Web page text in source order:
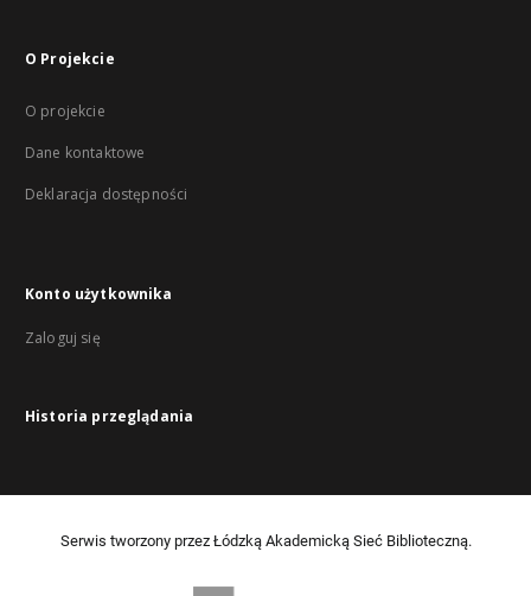
O Projekcie
O projekcie
Dane kontaktowe
Deklaracja dostępności
Konto użytkownika
Zaloguj się
Historia przeglądania
Serwis tworzony przez Łódzką Akademicką Sieć Biblioteczną.